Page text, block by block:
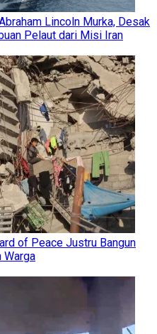
Lincoln Murka, Desak
Pelaut dari Misi Iran
of Peace Justru Bangun
Warga